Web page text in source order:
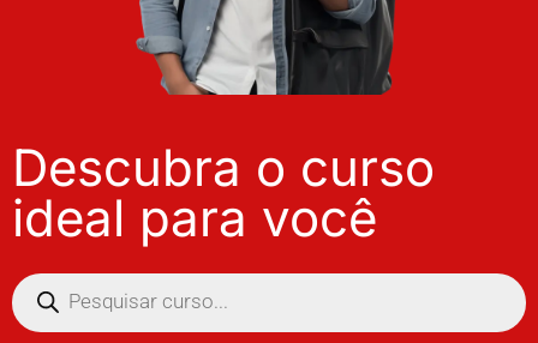
Descubra o curso
ideal para você